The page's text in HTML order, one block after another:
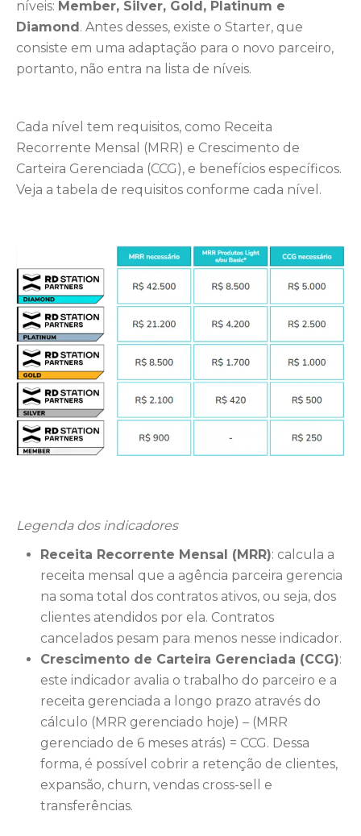
níveis: Member, Silver, Gold, Platinum e
Diamond . Antes desses, existe o Starter, que
consiste em uma adaptação para o novo parceiro,
portanto, não entra na lista de níveis.
Cada nível tem requisitos, como Receita
Recorrente Mensal (MRR) e Crescimento de
Carteira Gerenciada (CCG), e benefícios específicos.
Veja a tabela de requisitos conforme cada nível.
Legenda dos indicadores
Receita Recorrente Mensal (MRR): calcula a
receita mensal que a agência parceira gerencia
na soma total dos contratos ativos, ou seja, dos
clientes atendidos por ela. Contratos
cancelados pesam para menos nesse indicador.
Crescimento de Carteira Gerenciada (CCG):
este indicador avalia o trabalho do parceiro e a
receita gerenciada a longo prazo através do
cálculo (MRR gerenciado hoje) – (MRR
gerenciado de 6 meses atrás) = CCG. Dessa
forma, é possível cobrir a retenção de clientes,
expansão, churn, vendas cross-sell e
transferências.